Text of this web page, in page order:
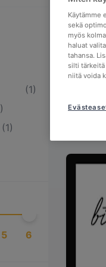
(1)
)
(1)
5 6
Käytämme
sekä
myös
haluat
tahansa.
silti
niitä voida